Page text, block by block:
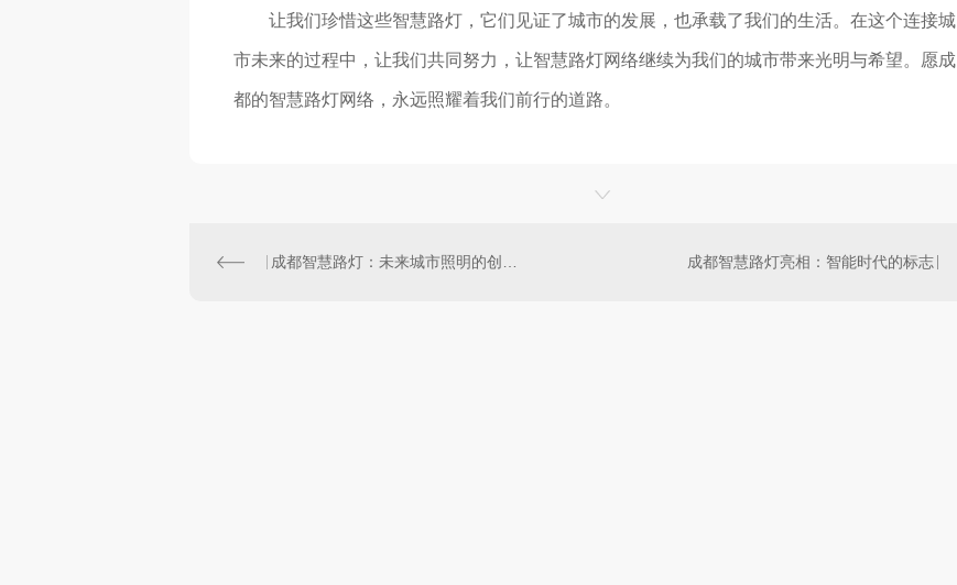
让我们珍惜这些智慧路灯，它们见证了城市的发展，也承载了我们的生活。在这个连接城
市未来的过程中，让我们共同努力，让智慧路灯网络继续为我们的城市带来光明与希望。愿成
都的智慧路灯网络，永远照耀着我们前行的道路。
成都智慧路灯：未来城市照明的创新之举 成都智慧路灯亮相：智能时代的标志